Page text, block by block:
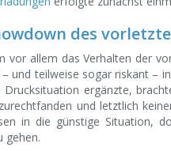
des
vor allem das Verhalten der
– und teilweise sogar riskant –
Drucksituation ergänzte,
und letztlich
in die günstige Situation,
gehen.